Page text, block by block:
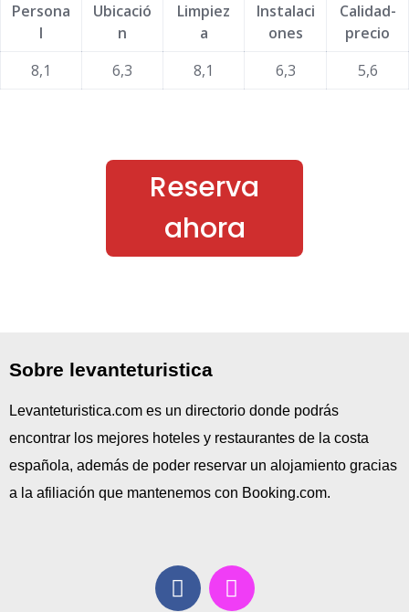
Persona
l
Ubicació
n
Limpiez
a
Instalaci
ones
Calidad-
precio
8,1
6,3 8,1 6,3 5,6
Reserva
ahora
Sobre levanteturistica
Levanteturistica.com es un directorio donde podrás
encontrar los mejores hoteles y restaurantes de la costa
española, además de poder reservar un alojamiento gracias
a la afiliación que mantenemos con Booking.com.